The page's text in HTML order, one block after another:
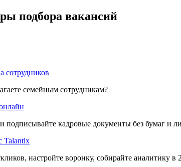
подбора вакансий
сотрудников
семейным сотрудникам?
подписывайте кадровые документы без бумаг и
Talantix
настройте воронку, собирайте аналитику в